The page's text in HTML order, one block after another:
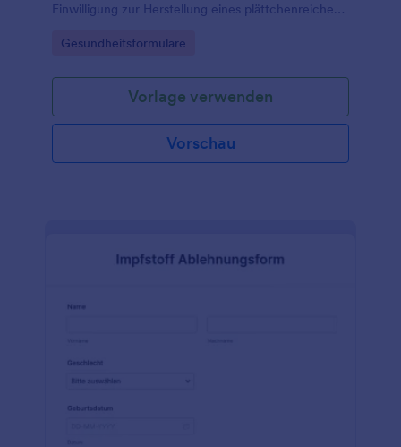
Einwilligung zur Herstellung eines plättchenreichen
Go to Category:
Gesundheitsformulare
Vorlage verwenden
Vorschau